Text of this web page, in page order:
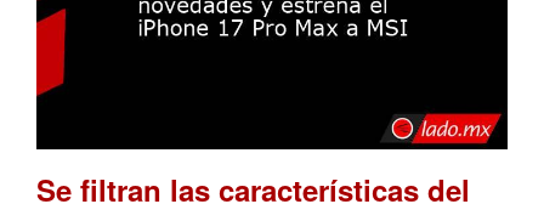
Se filtran las características del